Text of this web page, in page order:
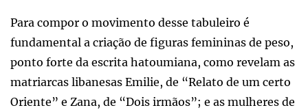
Para compor o movimento desse tabuleiro é
fundamental a criação de figuras femininas de peso,
ponto forte da escrita hatoumiana, como revelam as
matriarcas libanesas Emilie, de “Relato de um certo
Oriente” e Zana, de “Dois irmãos”; e as mulheres de